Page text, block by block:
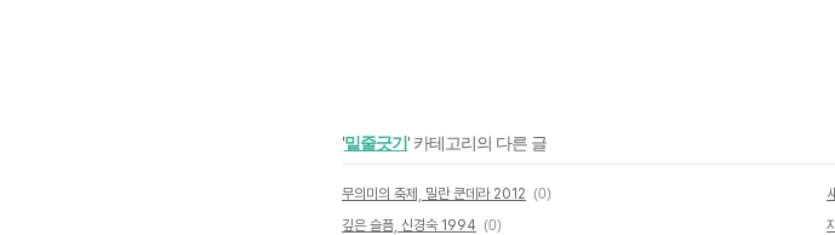
'밑줄긋기' 카테고리의 다른 글
무의미의 축제, 밀란 쿤데라 2012 (0)
깊은 슬픔, 신경숙 1994 (0)